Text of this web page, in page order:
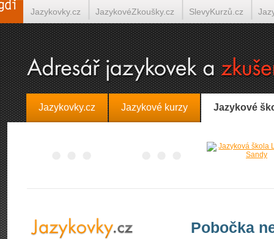
Jazykovky.cz Jazykové kurzy Jazykové
Pobočka
Jazykovky.cz JazykovéZkoušky.cz SlevyKurzů.cz
Španělština on-line Italština on-line Tlumočení-